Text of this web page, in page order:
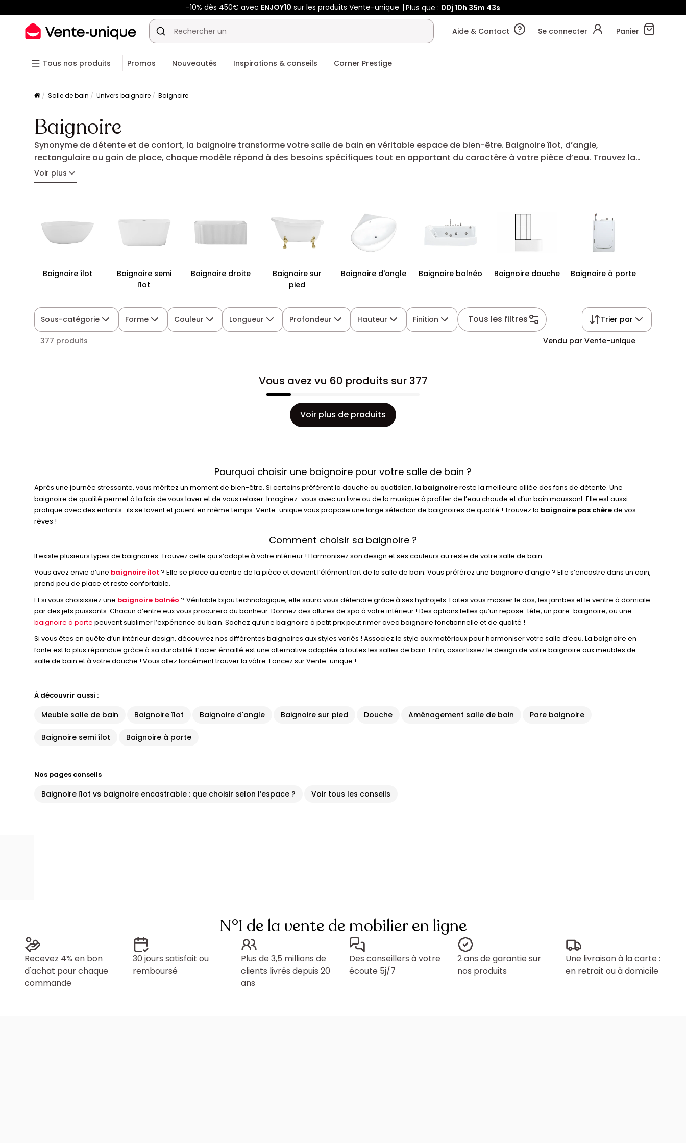
-10% dès 450€ avec ENJOY10 sur les produits Vente-unique Plus que : 00j 10h 35m 42s
Aide & Contact Se connecter Panier
Tous nos produits Promos Nouveautés Inspirations & conseils Corner Prestige
Salle de bain Univers baignoire Baignoire
Baignoire
Synonyme de détente et de confort, la baignoire transforme votre salle de bain en véritable espace de bien-être. Baignoire îlot, d’angle,
rectangulaire ou gain de place, chaque modèle répond à des besoins spécifiques tout en apportant du caractère à votre pièce d’eau. Trouvez la
baignoire idéale pour profiter pleinement de vos instants de relaxation.
Voir plus
Baignoire îlot
Baignoire semi
îlot
Baignoire droite
Baignoire sur
pied
Baignoire d'angle Baignoire balnéo Baignoire douche Baignoire à porte
Sous-catégorie Forme Couleur Longueur Profondeur Hauteur Finition Tous les filtres Trier par
377 produits Vendu par Vente-unique
Vous avez vu 60 produits sur 377
Voir plus de produits
Pourquoi choisir une baignoire pour votre salle de bain ?
Après une journée stressante, vous méritez un moment de bien-être. Si certains préfèrent la douche au quotidien, la baignoirereste la meilleure alliée des fans de détente. Une
baignoire de qualité permet à la fois de vous laver et de vous relaxer. Imaginez-vous avec un livre ou de la musique à profiter de l’eau chaude et d’un bain moussant. Elle est aussi
pratique avec des enfants : ils se lavent et jouent en même temps. Vente-unique vous propose une large sélection de baignoires de qualité ! Trouvez la baignoire pas chèrede vos
rêves !
Comment choisir sa baignoire ?
Il existe plusieurs types de baignoires. Trouvez celle qui s’adapte à votre intérieur ! Harmonisez son design et ses couleurs au reste de votre salle de bain.
Vous avez envie d’une baignoire îlot ? Elle se place au centre de la pièce et devient l’élément fort de la salle de bain. Vous préférez une baignoire d’angle ? Elle s’encastre dans un coin,
prend peu de place et reste confortable.
Et si vous choisissiez une baignoire balnéo ? Véritable bijou technologique, elle saura vous détendre grâce à ses hydrojets. Faites vous masser le dos, les jambes et le ventre à domicile
par des jets puissants. Chacun d’entre eux vous procurera du bonheur. Donnez des allures de spa à votre intérieur ! Des options telles qu’un repose-tête, un pare-baignoire, ou une
baignoire à porte peuvent sublimer l’expérience du bain. Sachez qu’une baignoire à petit prix peut rimer avec baignoire fonctionnelle et de qualité !
Si vous êtes en quête d’un intérieur design, découvrez nos différentes baignoires aux styles variés ! Associez le style aux matériaux pour harmoniser votre salle d’eau. La baignoire en
fonte est la plus répandue grâce à sa durabilité. L’acier émaillé est une alternative adaptée à toutes les salles de bain. Enfin, assortissez le design de votre baignoire aux meubles de
salle de bain et à votre douche ! Vous allez forcément trouver la vôtre. Foncez sur Vente-unique !
À découvrir aussi :
Meuble salle de bain Baignoire îlot Baignoire d'angle Baignoire sur pied Douche Aménagement salle de bain Pare baignoire
Baignoire semi îlot Baignoire à porte
Nos pages conseils
Baignoire îlot vs baignoire encastrable : que choisir selon l’espace ? Voir tous les conseils
N°1 de la vente de mobilier en ligne
Recevez 4% en bon
d'achat pour chaque
commande
30 jours satisfait ou
remboursé
Plus de 3,5 millions de
clients livrés depuis 20
ans
Des conseillers à votre
écoute 5j/7
2 ans de garantie sur
nos produits
Une livraison à la carte :
en retrait ou à domicile